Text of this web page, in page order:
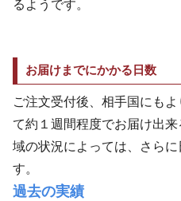
るようです。
お届けまでにかかる日数
ご注文受付後、相手国にも
て約１週間程度でお届け出
域の状況によっては、さら
す。
過去の実績